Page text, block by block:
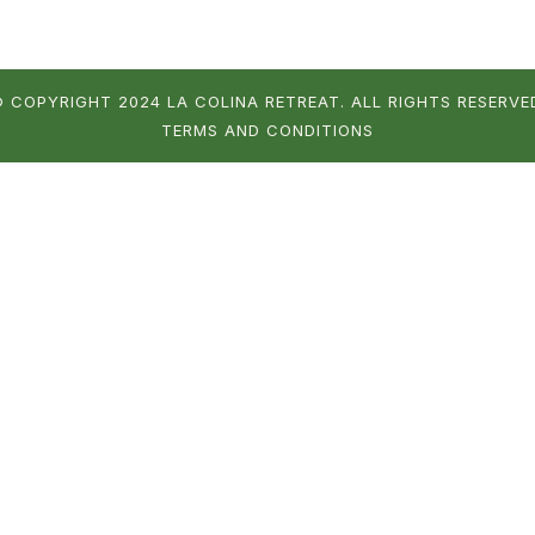
COPYRIGHT 2024 LA COLINA RETREAT. ALL RIGHTS
TERMS AND CONDITIONS